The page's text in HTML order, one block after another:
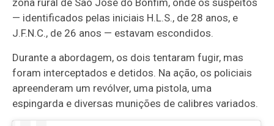
zona rural de São José do Bonfim, onde os suspeitos
— identificados pelas iniciais H.L.S., de 28 anos, e
J.F.N.C., de 26 anos — estavam escondidos.
Durante a abordagem, os dois tentaram fugir, mas
foram interceptados e detidos. Na ação, os policiais
apreenderam um revólver, uma pistola, uma
espingarda e diversas munições de calibres variados.